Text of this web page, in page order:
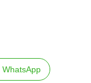
WhatsApp